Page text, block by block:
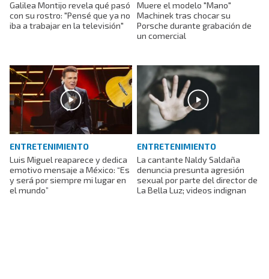
Galilea Montijo revela qué pasó
con su rostro: "Pensé que ya no
iba a trabajar en la televisión"
Muere el modelo "Mano"
Machinek tras chocar su
Porsche durante grabación de
un comercial
ENTRETENIMIENTO
Luis Miguel reaparece y dedica
emotivo mensaje a México: “Es
y será por siempre mi lugar en
el mundo”
ENTRETENIMIENTO
La cantante Naldy Saldaña
denuncia presunta agresión
sexual por parte del director de
La Bella Luz; videos indignan